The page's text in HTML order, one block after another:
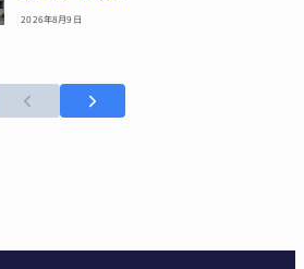
2026年8月9日